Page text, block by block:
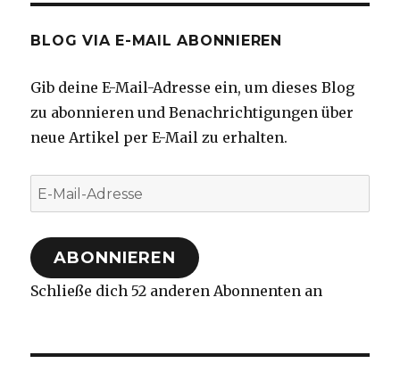
BLOG VIA E-MAIL ABONNIEREN
Gib deine E-Mail-Adresse ein, um dieses Blog
zu abonnieren und Benachrichtigungen über
neue Artikel per E-Mail zu erhalten.
E-
Mail-
Adresse
ABONNIEREN
Schließe dich 52 anderen Abonnenten an